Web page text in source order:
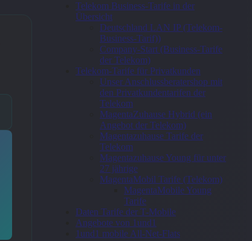
Telekom Business-Tarife in der
Übersicht
Deutschland LAN IP (Telekom-
Business-Tarif))
Company-Start (Business-Tarife
der Telekom)
Telekom-Tarife für Privatkunden
Unser Anschlussberatershop mit
den Privatkundentarifen der
Telekom
MagentaZuhause Hybrid (ein
Angebot der Telekom)
Magentazuhause Tarife der
Telekom
Magentazuhause Young für unter
27 jährige
MagentaMobil Tarife (Telekom)
MagentaMobile Young
Tarife
Daten Tarife der T-Mobile
Angebote von 1und1
1und1 mobile All-Net-Flats